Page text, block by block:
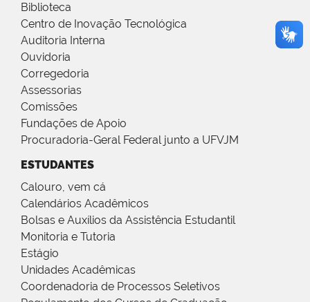
Biblioteca
Centro de Inovação Tecnológica
Auditoria Interna
Ouvidoria
Corregedoria
Assessorias
Comissões
Fundações de Apoio
Procuradoria-Geral Federal junto a UFVJM
ESTUDANTES
Calouro, vem cá
Calendários Acadêmicos
Bolsas e Auxílios da Assistência Estudantil
Monitoria e Tutoria
Estágio
Unidades Acadêmicas
Coordenadoria de Processos Seletivos